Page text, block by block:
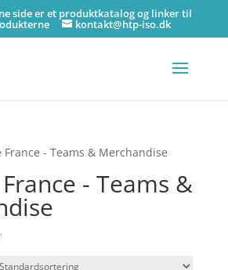
side er et produktkatalog og linker til
kontakt@htp-iso.dk
- Teams & Merchandise
- Teams &